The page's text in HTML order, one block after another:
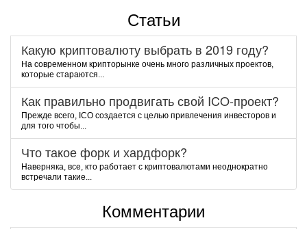
Статьи
Какую криптовалюту выбрать в 2019 году?
На современном крипторынке очень много различных проектов,
которые стараются...
Как правильно продвигать свой ICO-проект?
Прежде всего, ICO создается с целью привлечения инвесторов и
для того чтобы...
Что такое форк и хардфорк?
Наверняка, все, кто работает с криптовалютами неоднократно
встречали такие...
Комментарии